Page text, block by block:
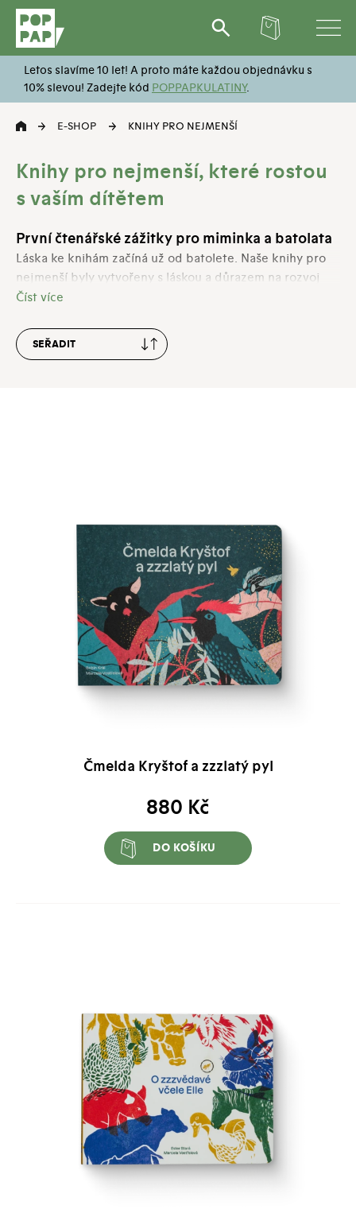
Hledat:
Letos slavíme 10 let! A proto máte každou objednávku s
10% slevou! Zadejte kód POPPAPKULATINY.
E-SHOP KNIHY PRO NEJMENŠÍ
Knihy pro nejmenší, které rostou
s vaším dítětem
První čtenářské zážitky pro miminka a batolata
Láska ke knihám začíná už od batolete. Naše knihy pro
nejmenší byly vytvořeny s láskou a důrazem na rozvoj
smyslů i vztahu k příběhům. V nabídce nakladatelství
roku i odolná leporela, která zvládnou nejedno
prozkoumávání malých ručiček. Každý titul vybíráme tak,
pro malé děti jsou ty, které děti nejen zaujmou, ale
pomáhají jim objevovat svět kolem sebe. Dotykem,
pohledem i vnímáním rytmu řeči.
To nejlepší z dětských knih pro první
objevování
V POP PAP vybíráme jen top dětské knihy, které dětem i
rodičům přinášejí radost z prvních čtenářských chvilek.
Ať už hledáte krásně ilustrované dětské knihy do 3 let,
roztomilá leporela nebo pevné knížky pro nejmenší děti,
Čmelda Kryštof a zzzlatý pyl
880 Kč
DO KOŠÍKU